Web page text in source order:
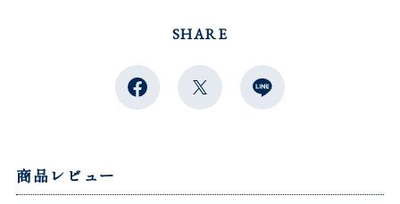
SHARE
商品レビュー